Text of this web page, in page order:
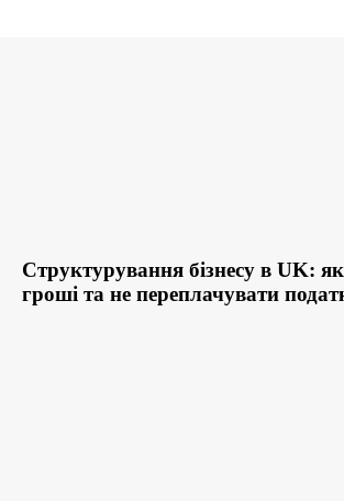
Структурування бізнесу в UK:
гроші та не переплачувати